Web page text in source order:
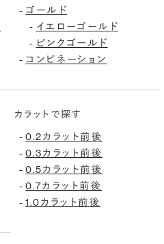
- ゴールド
- イエローゴールド
- ピンクゴールド
- コンビネーション
カラットで探す
-0.2カラット前後
-0.3カラット前後
-0.5カラット前後
-0.7カラット前後
-1.0カラット前後